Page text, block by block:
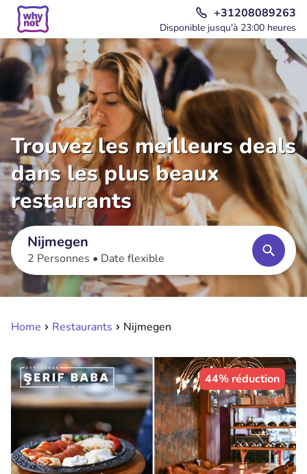
+31208089263
Disponible jusqu'à 23:00 heures
Trouvez les meilleurs deals
dans les plus beaux
restaurants
Nijmegen
2 Personnes • Date flexible
Home Restaurants Nijmegen
44% réduction